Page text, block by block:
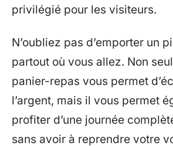
privilégié pour les visiteurs.
N’oubliez pas d’emporter un
partout où vous allez. Non
panier-repas vous permet
l’argent, mais il vous permet
profiter d’une journée
sans avoir à reprendre votre